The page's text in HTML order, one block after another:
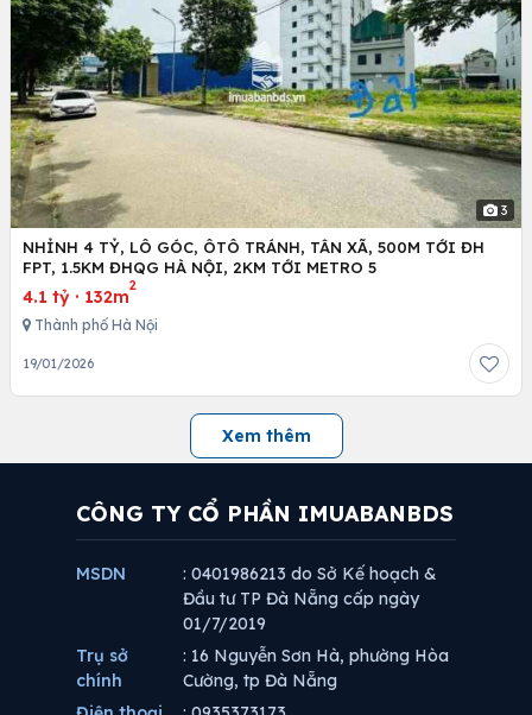
3
NHỈNH 4 TỶ, LÔ GÓC, ÔTÔ TRÁNH, TÂN XÃ, 500M TỚI ĐH
FPT, 1.5KM ĐHQG HÀ NỘI, 2KM TỚI METRO 5
4.1 tỷ · 132m
2
Thành phố Hà Nội
19/01/2026
Xem thêm
CÔNG TY CỔ PHẦN IMUABANBDS
MSDN
: 0401986213 do Sở Kế hoạch &
Đầu tư TP Đà Nẵng cấp ngày
01/7/2019
Trụ sở
chính
: 16 Nguyễn Sơn Hà, phường Hòa
Cường, tp Đà Nẵng